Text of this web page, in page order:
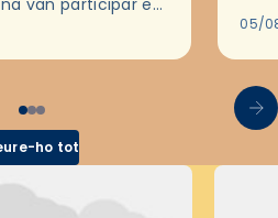
organitzades
05/
ho tot